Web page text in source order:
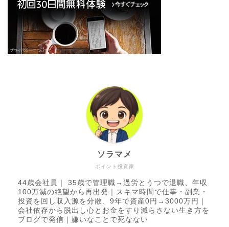
ポイント投資家
ソラマメ
44歳会社員｜ 35歳で管理職→過労とうつで退職、年収
100万減の絶望から再出発｜スキマ時間で仕事・副業・
投資を回し収入源を分散、9年で資産0円→3000万円｜
会社依存から脱出し心とお金をすり減らさない生き方を
ブログで発信｜嫌いなことで死なない